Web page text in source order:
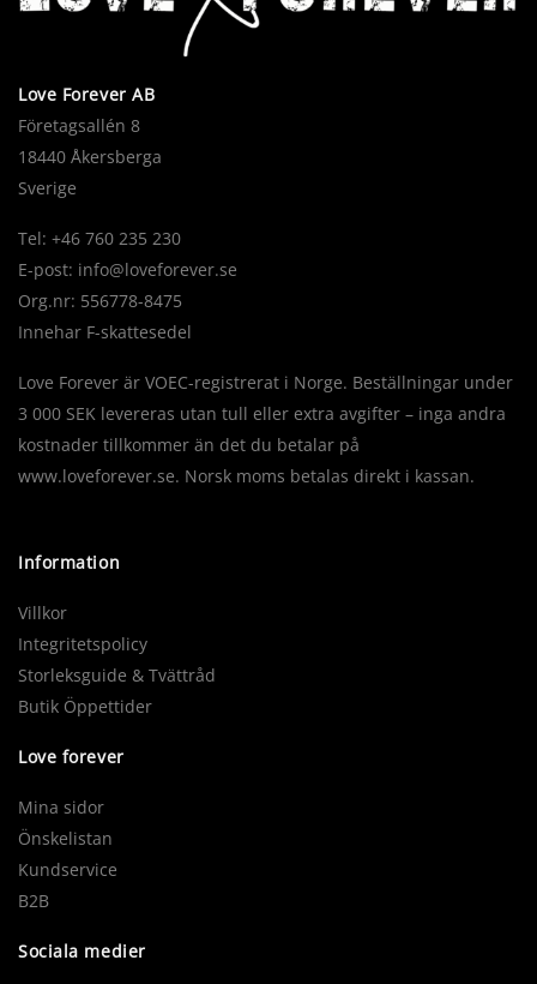
Love Forever AB
Företagsallén 8
18440 Åkersberga
Sverige
Tel: +46 760 235 230
E-post: info@loveforever.se
Org.nr: 556778-8475
Innehar F-skattesedel
Love Forever är VOEC-registrerat i Norge. Beställningar under
3 000 SEK levereras utan tull eller extra avgifter – inga andra
kostnader tillkommer än det du betalar på
www.loveforever.se. Norsk moms betalas direkt i kassan.
Information
Villkor
Integritetspolicy
Storleksguide & Tvättråd
Butik Öppettider
Love forever
Mina sidor
Önskelistan
Kundservice
B2B
Sociala medier